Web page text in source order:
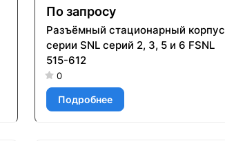
По запросу
Разъёмный стационарный корпус
серии SNL серий 2, 3, 5 и 6 FSNL
515-612
0
Подробнее